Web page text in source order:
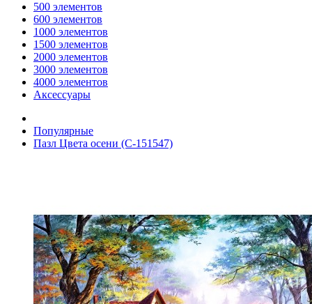
500 элементов
600 элементов
1000 элементов
1500 элементов
2000 элементов
3000 элементов
4000 элементов
Аксессуары
Популярные
Пазл Цвета осени (C-151547)